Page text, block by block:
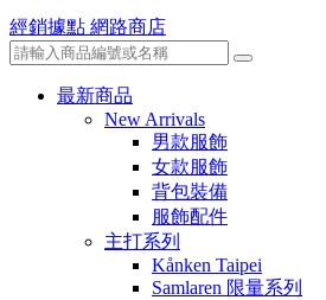
經銷據點 網路商店
最新商品
New Arrivals
男款服飾
女款服飾
背包裝備
服飾配件
主打系列
Kånken Taipei
Samlaren 限量系列